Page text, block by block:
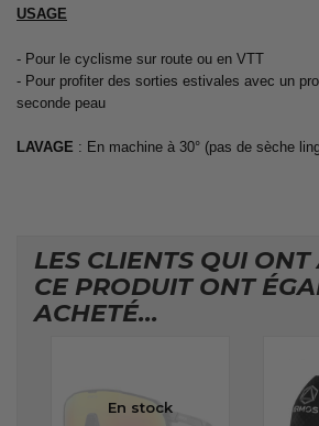
USAGE
- Pour le cyclisme sur route ou en VTT
- Pour profiter des sorties estivales avec un
seconde peau
LAVAGE : En machine à 30° (pas de sèche
LES CLIENTS QUI ONT
CE PRODUIT ONT
ACHETÉ...
En stock